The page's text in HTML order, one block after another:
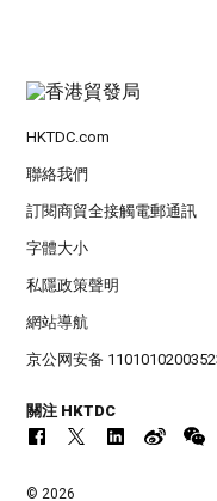
HKTDC.com
聯絡我們
訂閱商貿全接觸電郵通訊
字體大小
私隱政策聲明
網站導航
京公网安备
關注 HKTDC
© 2026